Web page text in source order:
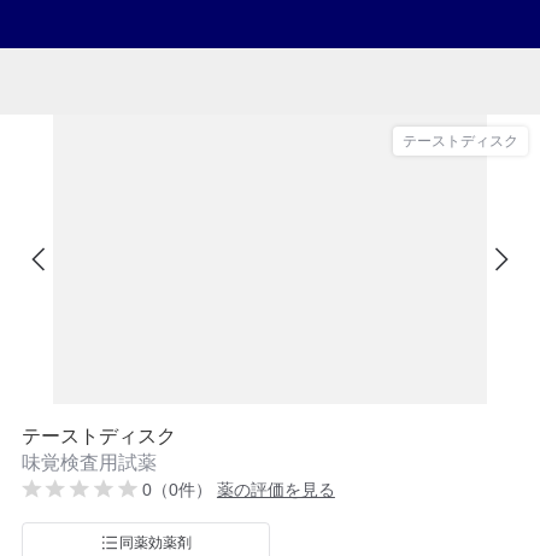
テーストディスク
テーストディスク
味覚検査用試薬
0（0件） 薬の評価を見る
同薬効薬剤